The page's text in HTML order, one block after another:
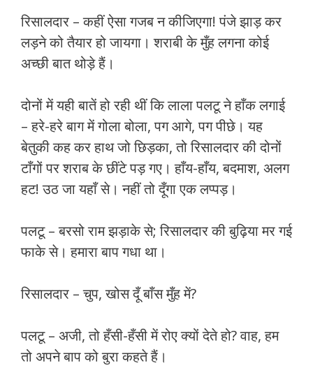
रिसालदार – कहीं ऐसा गजब न कीजिएगा! पंजे झाड़ कर
लड़ने को तैयार हो जायगा। शराबी के मुँह लगना कोई
अच्छी बात थोड़े हैं।
दोनों में यही बातें हो रही थीं कि लाला पलटू ने हाँक लगाई
– हरे-हरे बाग में गोला बोला, पग आगे, पग पीछे। यह
बेतुकी कह कर हाथ जो छिड़का, तो रिसालदार की दोनों
टाँगों पर शराब के छींटे पड़ गए। हाँय-हाँय, बदमाश, अलग
हट! उठ जा यहाँ से। नहीं तो दूँगा एक लप्पड़।
पलटू – बरसो राम झड़ाके से; रिसालदार की बुढ़िया मर गई
फाके से। हमारा बाप गधा था।
रिसालदार – चुप, खोस दूँ बाँस मुँह में?
पलटू – अजी, तो हँसी-हँसी में रोए क्यों देते हो? वाह, हम
तो अपने बाप को बुरा कहते हैं।